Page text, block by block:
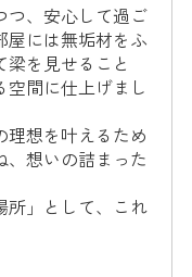
つ、安心して過ご
屋には無垢材をふ
を見せること
間に仕上げまし
理想を叶えるため
、想いの詰まった
所」として、これ